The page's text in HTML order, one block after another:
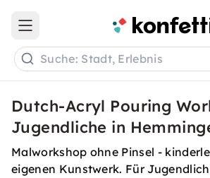
Open main menu
Suche: Stadt, Erlebnis
Dutch-Acryl Pouring
Jugendliche in
Malworkshop ohne Pinsel -
eigenen Kunstwerk. Für